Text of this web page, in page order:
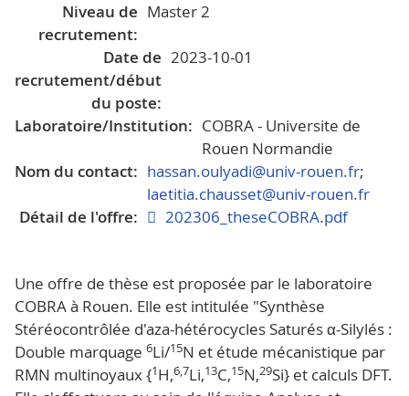
Niveau de
recrutement:
Master 2
Date de
recrutement/début
du poste:
2023-10-01
Laboratoire/Institution: COBRA - Universite de
Rouen Normandie
Nom du contact: hassan.oulyadi@univ-rouen.fr;
laetitia.chausset@univ-rouen.fr
Détail de l'offre:
202306_theseCOBRA.pdf
Une offre de thèse est proposée par le laboratoire
COBRA à Rouen. Elle est intitulée "Synthèse
Stéréocontrôlée d'aza-hétérocycles Saturés α-Silylés :
Double marquage6Li/15N et étude mécanistique par
RMN multinoyaux {1H,6,7Li,13C,15N,29Si} et calculs DFT.